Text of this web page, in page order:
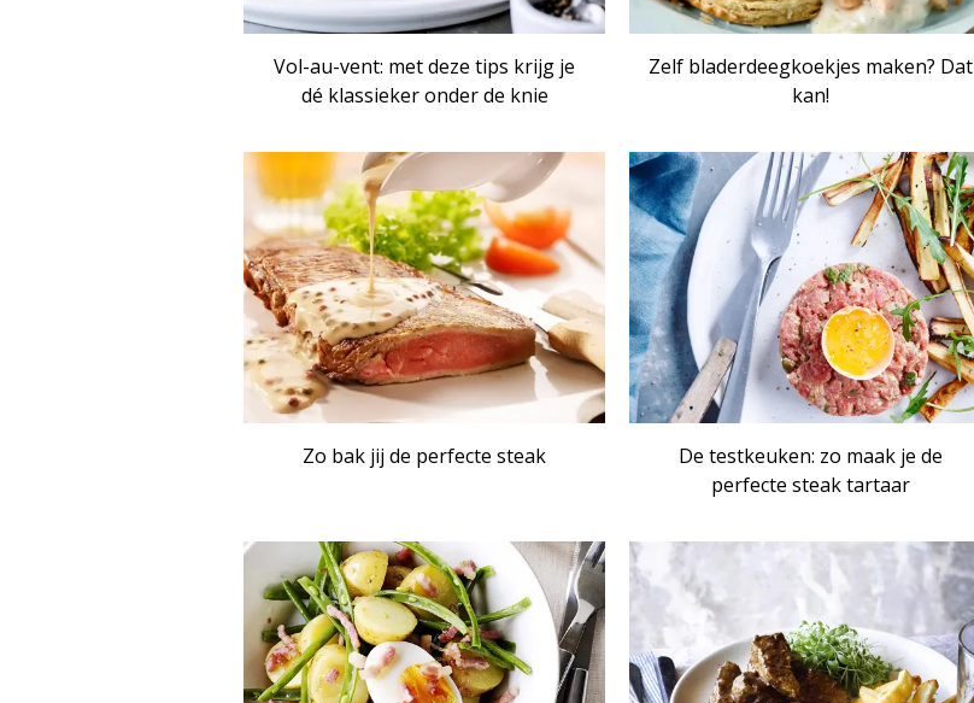
Vol-au-vent: met deze tips krijg je
dé klassieker onder de knie
Zelf bladerdeegkoekjes maken? Dat
kan!
ARTIKEL
Zo bak jij de perfecte steak
ARTIKEL
De testkeuken: zo maak je de
perfecte steak tartaar
ARTIKEL ARTIKEL